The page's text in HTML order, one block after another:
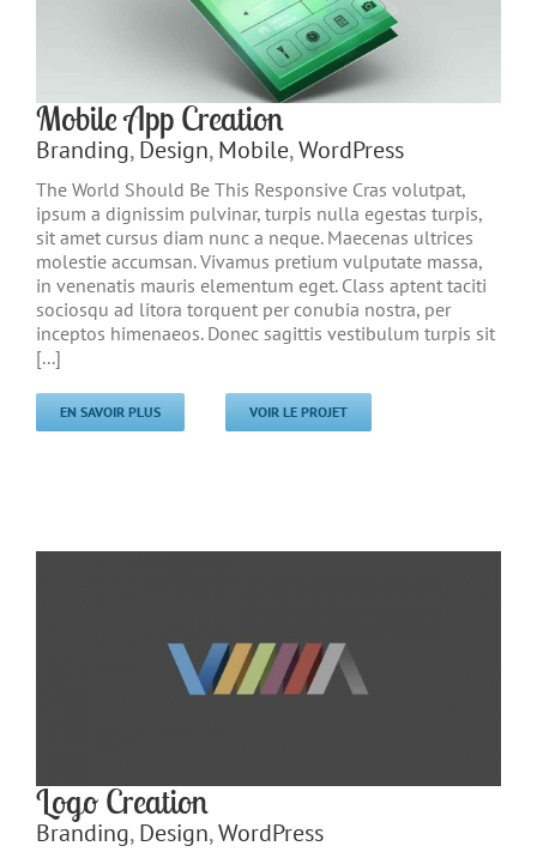
Mobile App Creation
Branding,Design,Mobile,WordPress
The World Should Be This Responsive Cras volutpat,
ipsum a dignissim pulvinar, turpis nulla egestas turpis,
sit amet cursus diam nunc a neque. Maecenas ultrices
molestie accumsan. Vivamus pretium vulputate massa,
in venenatis mauris elementum eget. Class aptent taciti
sociosqu ad litora torquent per conubia nostra, per
inceptos himenaeos. Donec sagittis vestibulum turpis sit
[...]
EN SAVOIR PLUS VOIR LE PROJET
Logo Creation
Branding,Design,WordPress